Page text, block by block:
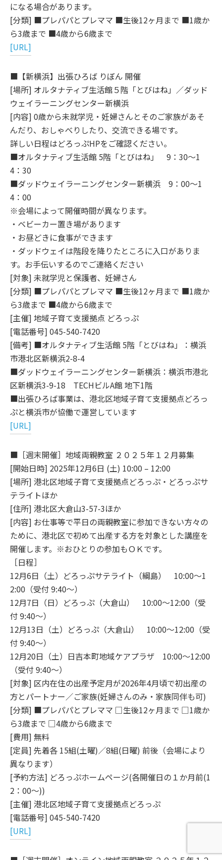
になる場合があります。
[分類] ■プレパパとプレママ ■生後12ヶ月まで ■1歳か
ら3歳まで ■4歳から6歳まで
[URL]
■【新横浜】出張ひろば りぼん 開催
[場所] オルタナティブ生活館５階「とびはね」／ダッド
ウェイラーニングセンター新横浜
[内容] 0歳から未就学児・妊婦さんとそのご家族があそ
んだり、おしゃべりしたり、交流できる場です。
詳しい日程はどろっぷHPをご確認ください。
■オルタナティブ生活館 5階「とびはね」 9：30～1
4：30
■ダッドウェイラーニングセンター新横浜 9：00～1
4：00
※会場によって開催時間が異なります。
・ベビーカー置き場があります
・お昼どきに食事ができます
・ダッドウェイは階段を降りたところに入口がありま
す。お手伝いするのでご連絡ください
[対象] 未就学児と保護者、妊婦さん
[分類] ■プレパパとプレママ ■生後12ヶ月まで ■1歳か
ら3歳まで ■4歳から6歳まで
[主催] 地域子育て支援拠点 どろっぷ
[電話番号] 045-540-7420
[備考] ■オルタナティブ生活館 5階「とびはね」：横浜
市港北区新横浜2-8-4
■ダッドウェイラーニングセンター新横浜：横浜市港北
区新横浜3-9-18 TECHビルA館 地下1階
■出張ひろば事業は、港北区地域子育て支援拠点どろっ
ぷと横浜市が協働で運営しています
[URL]
■［週末開催］地域両親教室 ２０２５年１２月募集
[開始日時] 2025年12月6日 (土) 10:00 – 12:00
[場所] 港北区地域子育て支援拠点どろっぷ・どろっぷサ
テライトほか
[住所] 港北区大倉山3-57-3ほか
[内容] お仕事等で平日の両親教室に参加できない方々の
ために、港北区で初めて出産する方を対象とした講座を
開催します。※おひとりの参加もＯＫです。
［日程］
12月6日（土）どろっぷサテライト（綱島） 10:00～1
2:00（受付 9:40～）
12月7日（日）どろっぷ（大倉山） 10:00～12:00（受
付 9:40～）
12月13日（土）どろっぷ（大倉山） 10:00～12:00（受
付 9:40～）
12月20日（土）日吉本町地域ケアプラザ 10:00～12:00
（受付 9:40～）
[対象] 区内在住の出産予定月が2026年4月頃で初出産の
方とパートナー／ご家族(妊婦さんのみ・家族同伴も可)
[分類] ■プレパパとプレママ □生後12ヶ月まで □1歳か
ら3歳まで □4歳から6歳まで
[費用] 無料
[定員] 先着各 15組(土曜)／8組(日曜) 前後（会場により
異なります）
[予約方法] どろっぷホームページ(各開催日の１か月前(1
2：00～))
[主催] 港北区地域子育て支援拠点どろっぷ
[電話番号] 045-540-7420
[URL]